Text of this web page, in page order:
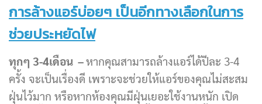
การล้างแอร์บ่อยๆ เป็นอีกทางเลือกในการ
ช่วยประหยัดไฟ
ทุกๆ 3-4เดือน –หากคุณสามารถล้างแอร์ได้ปีละ 3-4
ครั้ง จะเป็นเรื่องดี เพราะจะช่วยให้แอร์ของคุณไม่สะสม
ฝุ่นไว้มาก หรือหากห้องคุณมีฝุ่นเยอะใช้งานหนัก เปิด